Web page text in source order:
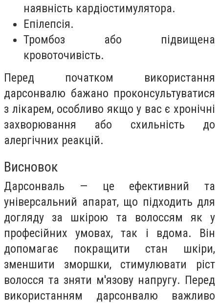
наявність кардіостимулятора.
Епілепсія.
Тромбоз або підвищена
кровоточивість.
Перед початком використання
дарсонвалю бажано проконсультуватися
з лікарем, особливо якщо у вас є хронічні
захворювання або схильність до
алергічних реакцій.
Висновок
Дарсонваль — це ефективний та
універсальний апарат, що підходить для
догляду за шкірою та волоссям як у
професійних умовах, так і вдома. Він
допомагає покращити стан шкіри,
зменшити зморшки, стимулювати ріст
волосся та зняти м'язову напругу. Перед
використанням дарсонвалю важливо